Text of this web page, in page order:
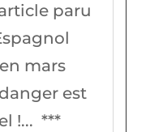
paru
mars
est
!... ***